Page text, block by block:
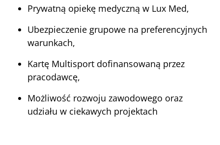
Prywatną opiekę medyczną w Lux Med,
Ubezpieczenie grupowe na preferencyjnych
warunkach,
Kartę Multisport dofinansowaną przez
pracodawcę,
Możliwość rozwoju zawodowego oraz
udziału w ciekawych projektach